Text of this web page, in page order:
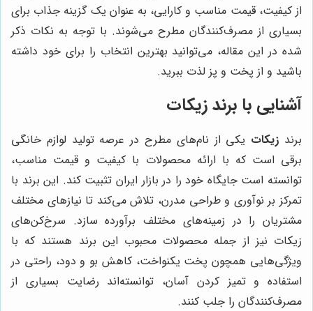
از کیفیت، قیمت مناسب و کارایی، به عنوان یک گزینه جذاب برای
بسیاری از مصرف‌کنندگان مطرح می‌شوند. با توجه به نکات ذکر
شده در این مقاله، می‌توانید بهترین انتخاب را برای خود داشته
باشید و از پخت و پز لذت ببرید.
آشنایی با برند زیکات
برند زیکات یکی از نام‌های مطرح در عرصه تولید لوازم خانگی
برقی است که با ارائه محصولات با کیفیت و قیمت مناسب،
توانسته است جایگاه خود را در بازار ایران تثبیت کند. این برند با
تمرکز بر نوآوری و طراحی مدرن، تلاش می‌کند تا نیازهای مختلف
مشتریان را در زمینه‌های مختلف برآورده سازد. سرخ‌کن‌های
زیکات نیز از جمله محصولات محبوب این برند هستند که با
ویژگی‌هایی همچون پخت یکنواخت، کاهش بو و دود، راحتی در
استفاده و تمیز کردن آسان، توانسته‌اند رضایت بسیاری از
مصرف‌کنندگان را جلب کنند.